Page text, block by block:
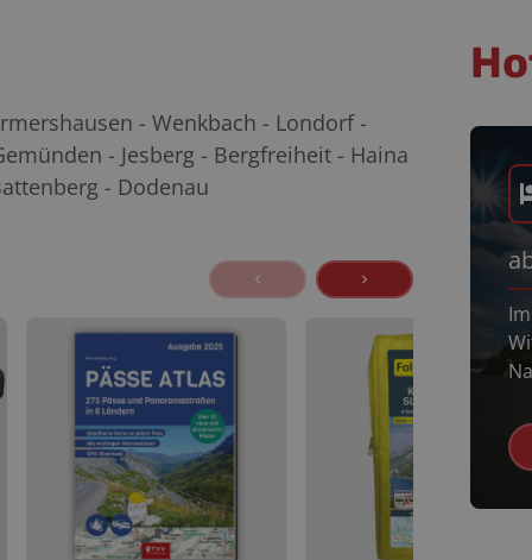
- Wenkbach - Londorf -
- Jesberg - Bergfreiheit - Haina
- Dodenau